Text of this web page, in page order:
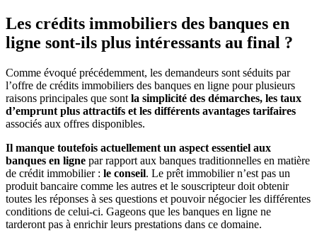
Les crédits immobiliers des banques en
ligne sont-ils plus intéressants au final ?
Comme évoqué précédemment, les demandeurs sont séduits par
l’offre de crédits immobiliers des banques en ligne pour plusieurs
raisons principales que sont la simplicité des démarches, les taux
d’emprunt plus attractifs et les différents avantages tarifaires
associés aux offres disponibles.
Il manque toutefois actuellement un aspect essentiel aux
banques en ligne par rapport aux banques traditionnelles en matière
de crédit immobilier : le conseil. Le prêt immobilier n’est pas un
produit bancaire comme les autres et le souscripteur doit obtenir
toutes les réponses à ses questions et pouvoir négocier les différentes
conditions de celui-ci. Gageons que les banques en ligne ne
tarderont pas à enrichir leurs prestations dans ce domaine.